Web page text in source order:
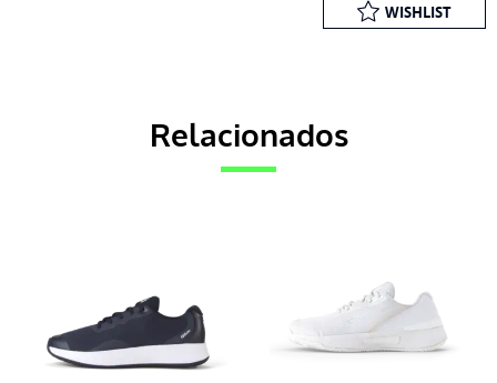
WISHLIST
Relacionados